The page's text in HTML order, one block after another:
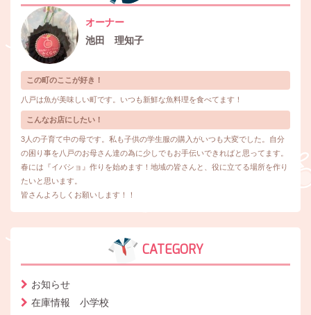
オーナー
池田 理知子
この町のここが好き！
八戸は魚が美味しい町です。いつも新鮮な魚料理を食べてます！
こんなお店にしたい！
3人の子育て中の母です。私も子供の学生服の購入がいつも大変でした。自分
の困り事を八戸のお母さん達の為に少しでもお手伝いできればと思ってます。
春には『イバショ』作りを始めます！地域の皆さんと、役に立てる場所を作り
たいと思います。
皆さんよろしくお願いします！！
CATEGORY
お知らせ
在庫情報 小学校